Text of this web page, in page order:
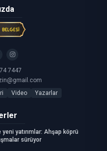
7447
Video Yazarlar
yatırımlar: Ahşap köprü
sürüyor